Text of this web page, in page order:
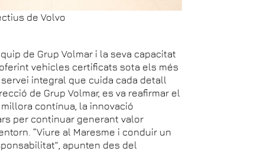
de Volvo
de Grup Volmar i la seva capacitat
vehicles certificats sota els més
integral que cuida cada detall
de Grup Volmar, es va reafirmar el
contínua, la innovació
per continuar generant valor
“Viure al Maresme i conduir un
apunten des del